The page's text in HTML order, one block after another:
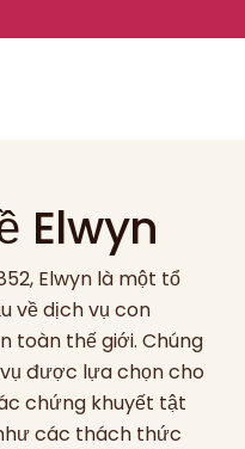
Elwyn
Elwyn là một tổ
về dịch vụ con
toàn thế giới. Chúng
được lựa chọn cho
chứng khuyết tật
các thách thức